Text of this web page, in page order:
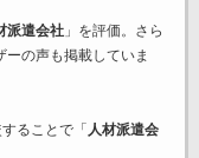
派遣会社」を評価。さら
の声も掲載していま
ることで「 人材派遣会